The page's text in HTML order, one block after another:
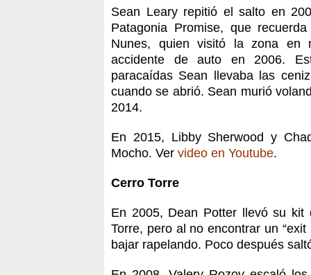
Sean Leary repitió el salto en
Patagonia Promise, que
Nunes, quien visitó la zona en
accidente de auto en 2006.
paracaídas Sean llevaba las
cuando se abrió. Sean murió
2014.
En 2015, Libby Sherwood y
Mocho. Ver video en Youtube.
Cerro Torre
En 2005, Dean Potter llevó su
Torre, pero al no encontrar un
bajar rapelando. Poco después